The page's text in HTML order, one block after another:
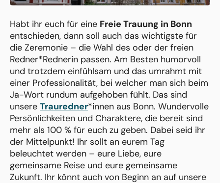
Habt ihr euch für eine Freie Trauung in Bonn
entschieden, dann soll auch das wichtigste für
die Zeremonie – die Wahl des oder der freien
Redner*Rednerin passen. Am Besten humorvoll
und trotzdem einfühlsam und das umrahmt mit
einer Professionalität, bei welcher man sich beim
Ja-Wort rundum aufgehoben fühlt. Das sind
unsere Trauredner*innen aus Bonn. Wundervolle
Persönlichkeiten und Charaktere, die bereit sind
mehr als 100 % für euch zu geben. Dabei seid ihr
der Mittelpunkt! Ihr sollt an eurem Tag
beleuchtet werden – eure Liebe, eure
gemeinsame Reise und eure gemeinsame
Zukunft. Ihr könnt auch von Beginn an auf unsere